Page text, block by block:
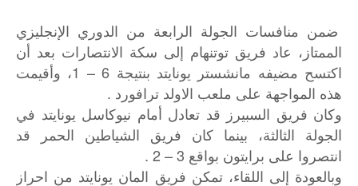
ضمن منافسات الجولة الرابعة من ​الدوري الإنجليزي
الممتاز​، عاد فريق ​توتنهام​ إلى سكة الانتصارات بعد أن
اكتسح مضيفه ​مانشستر يونايتد​ بنتيجة 6 – 1، وأقيمت
هذه المواجهة على ملعب الاولد ترافورد .
وكان فريق السبيرز قد تعادل أمام نيوكاسل يونايتد في
الجولة الثالثة، بينما كان فريق الشياطين الحمر قد
انتصروا على برايتون بواقع 3 – 2 .
وبالعودة إلى اللقاء، تمكن فريق المان يونايتد من احراز